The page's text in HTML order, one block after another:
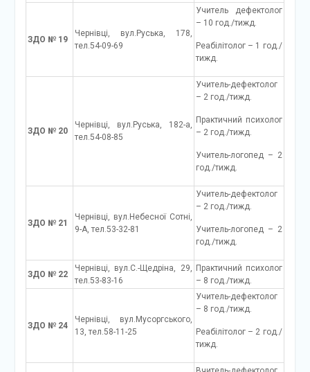
ЗДО № 19
Чернівці, вул.Руська, 178,
тел.54-09-69
Учитель дефектолог
– 10 год./тижд.
Реабілітолог – 1 год./
тижд.
ЗДО № 20
Чернівці, вул.Руська, 182-а,
тел.54-08-85
Учитель-дефектолог
– 2 год./тижд.
Практичний психолог
– 2 год./тижд.
Учитель-логопед – 2
год./тижд.
ЗДО № 21
Чернівці, вул.Небесної Сотні,
9-А, тел.53-32-81
Учитель-дефектолог
– 2 год./тижд.
Учитель-логопед – 2
год./тижд.
ЗДО № 22
Чернівці, вул.С.-Щедріна, 29,
тел.53-83-16
Практичний психолог
– 8 год./тижд.
ЗДО № 24
Чернівці, вул.Мусоргського,
13, тел.58-11-25
Учитель-дефектолог
– 8 год./тижд.
Реабілітолог – 2 год./
тижд.